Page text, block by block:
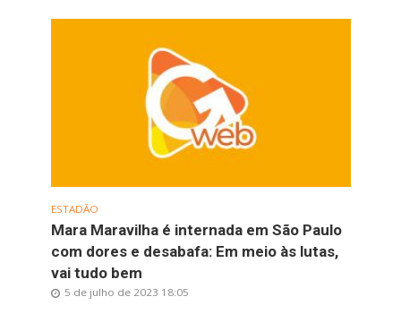
ESTADÃO
Mara Maravilha é internada em São Paulo
com dores e desabafa: Em meio às lutas,
vai tudo bem
5 de julho de 2023 18:05